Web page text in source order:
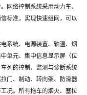
网络控制系统采用动力车、
标准，实现快速组网，可以
系统、电源装置、轴温、烟
单元、集中信息显示屏（位
列的控制、监测与诊断系统
门、制动、转向架、防滑器
况。所有拖车的烟火、塞拉